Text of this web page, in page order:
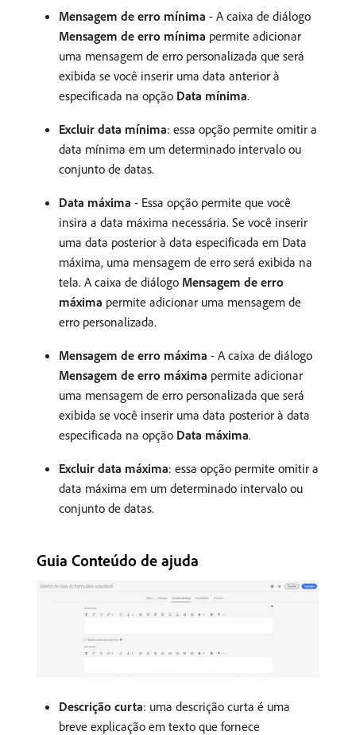
Mensagem de erro mínima - A caixa de diálogo
Mensagem de erro mínima permite adicionar
uma mensagem de erro personalizada que será
exibida se você inserir uma data anterior à
especificada na opção Data mínima.
Excluir data mínima: essa opção permite omitir a
data mínima em um determinado intervalo ou
conjunto de datas.
Data máxima - Essa opção permite que você
insira a data máxima necessária. Se você inserir
uma data posterior à data especificada em Data
máxima, uma mensagem de erro será exibida na
tela. A caixa de diálogo Mensagem de erro
máxima permite adicionar uma mensagem de
erro personalizada.
Mensagem de erro máxima - A caixa de diálogo
Mensagem de erro máxima permite adicionar
uma mensagem de erro personalizada que será
exibida se você inserir uma data posterior à data
especificada na opção Data máxima.
Excluir data máxima: essa opção permite omitir a
data máxima em um determinado intervalo ou
conjunto de datas.
Guia Conteúdo de ajuda
Descrição curta: uma descrição curta é uma
breve explicação em texto que fornece